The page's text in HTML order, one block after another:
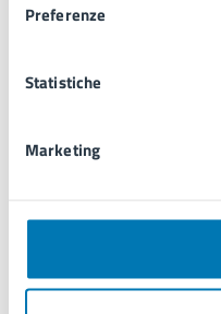
Preferenze
Statistiche
Marketing